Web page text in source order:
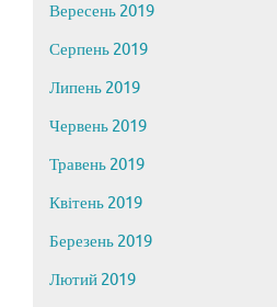
Вересень 2019
Серпень 2019
Липень 2019
Червень 2019
Травень 2019
Квітень 2019
Березень 2019
Лютий 2019